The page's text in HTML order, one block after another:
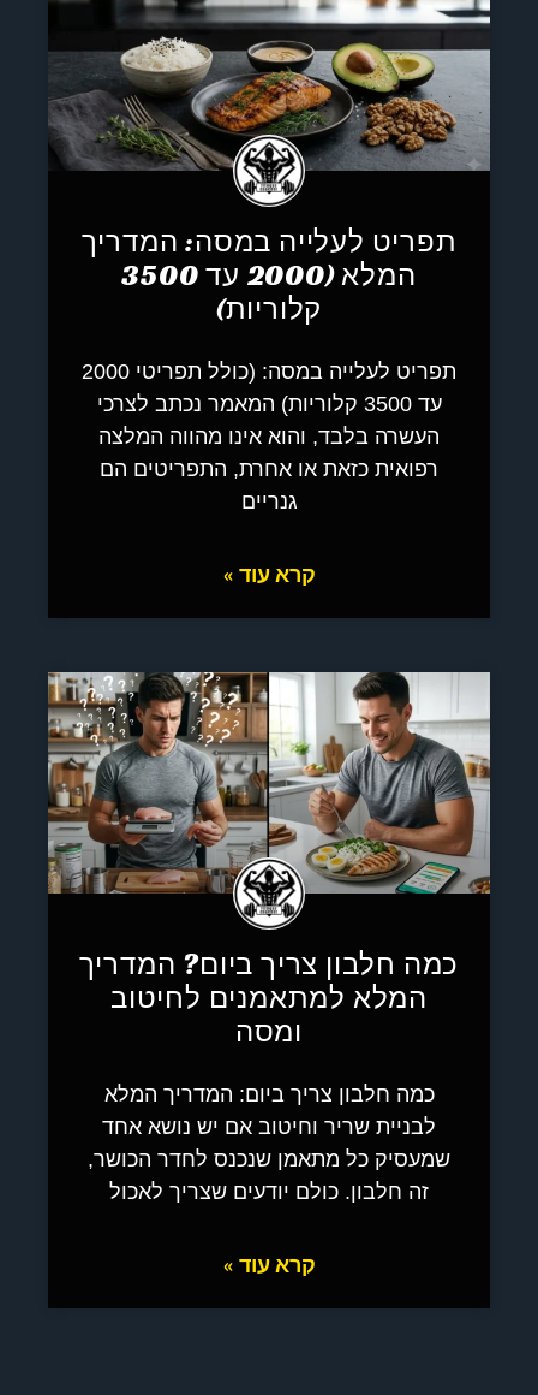
תפריט לעלייה במסה: המדריך
המלא (2000 עד 3500
קלוריות)
תפריט לעלייה במסה: (כולל תפריטי 2000
עד 3500 קלוריות) המאמר נכתב לצרכי
העשרה בלבד, והוא אינו מהווה המלצה
רפואית כזאת או אחרת, התפריטים הם
גנריים
קרא עוד »
כמה חלבון צריך ביום? המדריך
המלא למתאמנים לחיטוב
ומסה
כמה חלבון צריך ביום: המדריך המלא
לבניית שריר וחיטוב אם יש נושא אחד
שמעסיק כל מתאמן שנכנס לחדר הכושר,
זה חלבון. כולם יודעים שצריך לאכול
קרא עוד »